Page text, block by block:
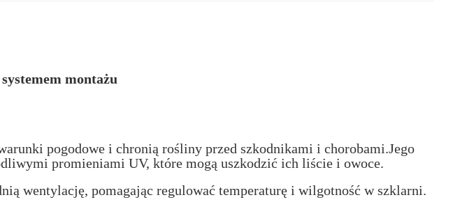
montażu
pogodowe i chronią rośliny przed szkodnikami i chorobami.Jego
promieniami UV, które mogą uszkodzić ich liście i owoce.
wentylację, pomagając regulować temperaturę i wilgotność w szklarni.